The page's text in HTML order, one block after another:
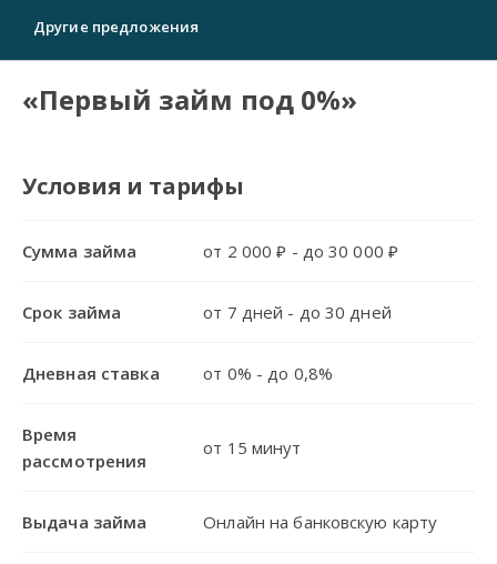
Другие предложения
«Первый займ под 0%»
Условия и тарифы
Сумма займа от 2 000 ₽ - до 30 000 ₽
Срок займа от 7 дней - до 30 дней
Дневная ставка от 0% - до 0,8%
Время
рассмотрения
от 15 минут
Выдача займа Онлайн на банковскую карту